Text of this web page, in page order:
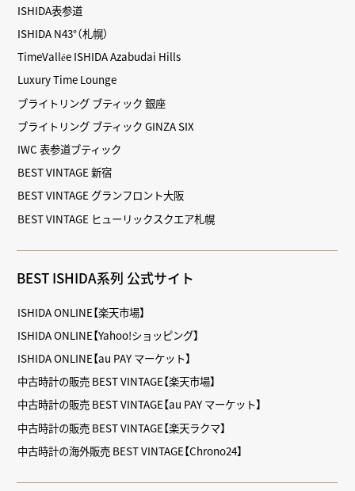
ISHIDA表参道
ISHIDA N43°（札幌）
TimeVallée ISHIDA Azabudai Hills
Luxury Time Lounge
ブライトリング ブティック 銀座
ブライトリング ブティック GINZA SIX
IWC 表参道ブティック
BEST VINTAGE 新宿
BEST VINTAGE グランフロント大阪
BEST VINTAGE ヒューリックスクエア札幌
BEST ISHIDA系列 公式サイト
ISHIDA ONLINE【楽天市場】
ISHIDA ONLINE【Yahoo!ショッピング】
ISHIDA ONLINE【au PAY マーケット】
中古時計の販売 BEST VINTAGE【楽天市場】
中古時計の販売 BEST VINTAGE【au PAY マーケット】
中古時計の販売 BEST VINTAGE【楽天ラクマ】
中古時計の海外販売 BEST VINTAGE【Chrono24】